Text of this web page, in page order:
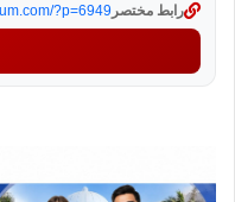
رابط مختصر ?p=6949